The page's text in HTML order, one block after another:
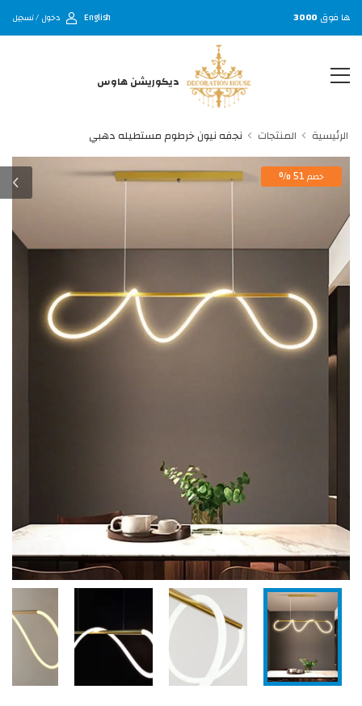
فوق3000
English دخول / تسجيل
ديكوريشن هاوس
الرئيسية المنتجات نجفه نيون خرطوم مستطيله دهبي
خصم 51 %